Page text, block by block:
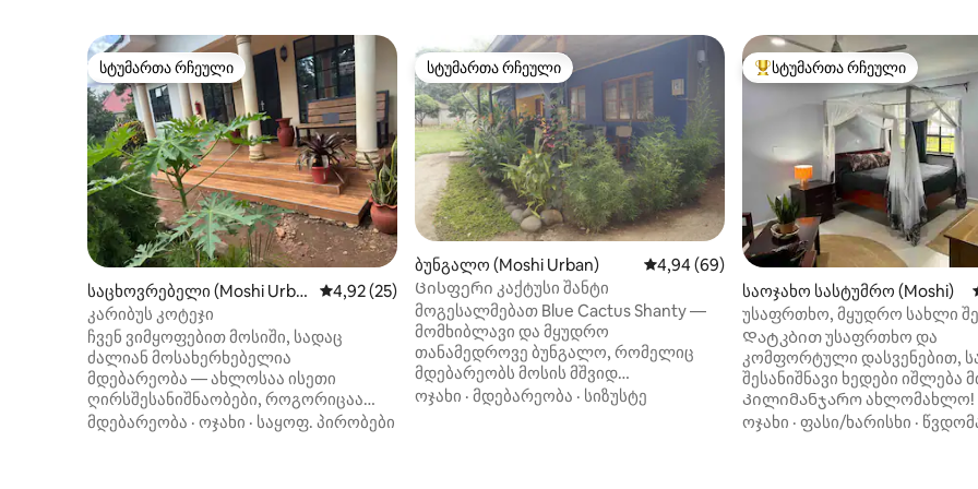
სტუმართა რჩეული
სტუმართა რჩეული
საცხოვრებელი (Moshi Urba
n)
საშუალო შეფასებაა 5‑დან 4,92, 25 მიმოხილვა
4,92 (25)
კარიბუს კოტეჯი
ჩვენ ვიმყოფებით მოსიში, სადაც
ძალიან მოსახერხებელია
მდებარეობა — ახლოსაა ისეთი
ღირსშესანიშნაობები, როგორიცაა
კილიმანჯაროს მთა, მატერუნის
მდებარეობა · ოჯახი · საყოფ. პირობები
სტუმართა რჩეული
სტუმართა რჩეული
ბუნგალო (Moshi Urban) საშუალო შეფასებაა 5‑დან 4,94, 69
4,94 (69)
Ცისფერი კაქტუსი შანტი
მოგესალმებათ Blue Cactus Shanty —
მომხიბლავი და მყუდრო
თანამედროვე ბუნგალო, რომელიც
მდებარეობს მოსის მშვიდ
შანტი‑ტაუნში. იდეალურია
ოჯახი · მდებარეობა · სიზუსტე
სტუმართა რჩეული მოწინავე
სტუმართა რჩეული
საოჯახო სასტუმრო (Moshi)
უსაფრთხო, მყუდრო სახლი
ადგილას!
Დატკბით უსაფრთხო და
კომფორტული დასვენებით,
შესანიშნავი ხედები იშლება
Კილიმანჯარო
მოწყობილი სტუდიოს ტიპის
ოჯახი · ფასი/ხარისხი ·